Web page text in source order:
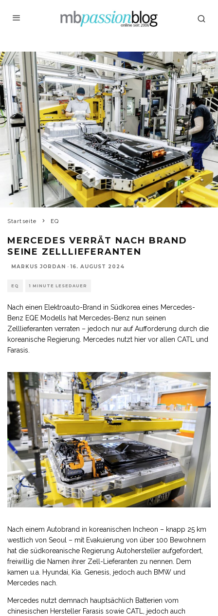
Startseite EQ
MERCEDES VERRÄT NACH BRAND
SEINE ZELLLIEFERANTEN
MARKUS JORDAN · 16. AUGUST 2024
EQ 1 MINUTE LESEDAUER
Nach einen Elektroauto-Brand in Südkorea eines Mercedes-
Benz EQE Modells hat Mercedes-Benz nun seinen
Zelllieferanten verraten – jedoch nur auf Aufforderung durch die
koreanische Regierung. Mercedes nutzt hier vor allen CATL und
Farasis.
Nach einem Autobrand in koreanischen Incheon – knapp 25 km
westlich von Seoul – mit Evakuierung von über 100 Bewohnern
hat die südkoreanische Regierung Autohersteller aufgefordert,
freiwillig die Namen ihrer Zell-Lieferanten zu nennen. Dem
kamen u.a. Hyundai, Kia. Genesis, jedoch auch BMW und
Mercedes nach.
Mercedes nutzt demnach hauptsächlich Batterien vom
chinesischen Hersteller Farasis sowie CATL, jedoch auch